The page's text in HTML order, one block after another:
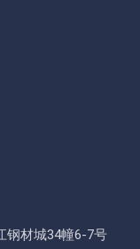
钢材城34幢6-7号